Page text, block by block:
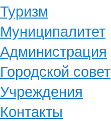
Туризм
Муниципалитет
Администрация
Городской совет
Учреждения
Контакты